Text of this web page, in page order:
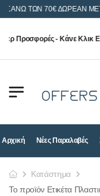
ΑΝΩ ΤΩΝ 70€ ΔΩΡΕΑΝ
Προσφορές - Κάνε Κλικ
Αρχική Νέες Παραλαβές
Κατάστημα
Το προϊόν Ετικέτα